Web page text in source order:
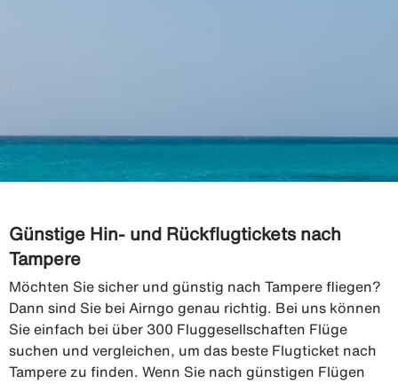
Günstige Hin- und Rückflugtickets nach
Tampere
Möchten Sie sicher und günstig nach Tampere fliegen?
Dann sind Sie bei Airngo genau richtig. Bei uns können
Sie einfach bei über 300 Fluggesellschaften Flüge
suchen und vergleichen, um das beste Flugticket nach
Tampere zu finden. Wenn Sie nach günstigen Flügen